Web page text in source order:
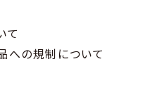
て
への規制について